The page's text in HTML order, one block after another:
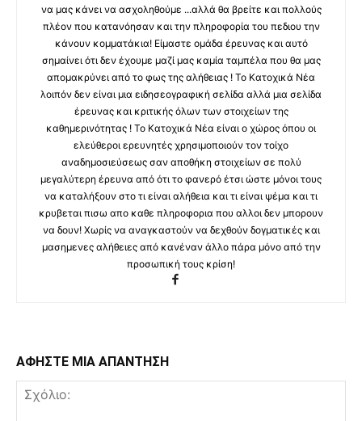
να μας κάνει να ασχοληθούμε ...αλλά θα βρείτε και πολλούς
πλέον που κατανόησαν και την πληροφορία του πεδιου την
κάνουν κομματάκια! Είμαστε ομάδα έρευνας και αυτό
σημαίνει ότι δεν έχουμε μαζί μας καμία ταμπέλα που θα μας
απομακρύνει από το φως της αλήθειας ! Το Κατοχικά Νέα
λοιπόν δεν είναι μια ειδησεογραφική σελίδα αλλά μια σελίδα
έρευνας και κριτικής όλων των στοιχείων της
καθημερινότητας ! Το Κατοχικά Νέα είναι ο χώρος όπου οι
ελεύθεροι ερευνητές χρησιμοποιούν τον τοίχο
αναδημοσιεύσεως σαν αποθήκη στοιχείων σε πολύ
μεγαλύτερη έρευνα από ότι το φανερό έτσι ώστε μόνοι τους
να καταλήξουν στο τι είναι αλήθεια και τι είναι ψέμα και τι
κρυβεται πισω απο καθε πληροφορια που αλλοι δεν μπορουν
να δουν! Χωρίς να αναγκαστούν να δεχθούν δογματικές και
μασημενες αλήθειες από κανέναν άλλο πάρα μόνο από την
προσωπική τους κρίση!
ΑΦΗΣΤΕ ΜΙΑ ΑΠΑΝΤΗΣΗ